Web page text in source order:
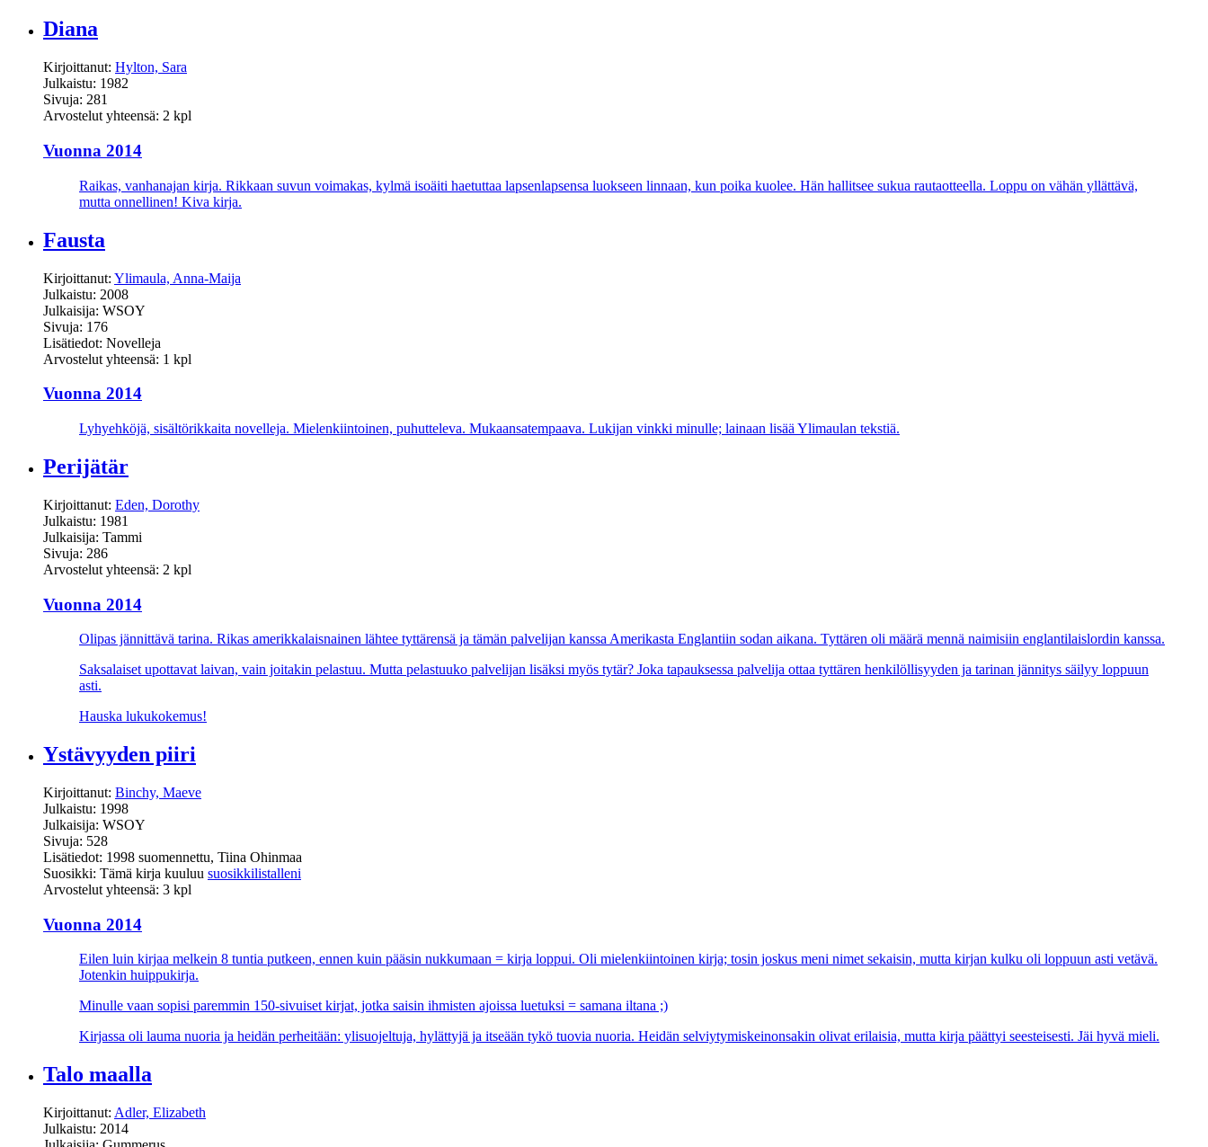
Diana
Kirjoittanut: Hylton, Sara
Julkaistu: 1982
Sivuja: 281
Arvostelut yhteensä: 2 kpl
Vuonna 2014
Raikas, vanhanajan kirja. Rikkaan suvun voimakas, kylmä isoäiti haetuttaa lapsenlapsensa luokseen linnaan, kun poika kuolee. Hän hallitsee sukua rautaotteella. Loppu on vähän yllättävä,
mutta onnellinen! Kiva kirja.
Fausta
Kirjoittanut: Ylimaula, Anna-Maija
Julkaistu: 2008
Julkaisija: WSOY
Sivuja: 176
Lisätiedot: Novelleja
Arvostelut yhteensä: 1 kpl
Vuonna 2014
Lyhyehköjä, sisältörikkaita novelleja. Mielenkiintoinen, puhutteleva. Mukaansatempaava. Lukijan vinkki minulle; lainaan lisää Ylimaulan tekstiä.
Perijätär
Kirjoittanut: Eden, Dorothy
Julkaistu: 1981
Julkaisija: Tammi
Sivuja: 286
Arvostelut yhteensä: 2 kpl
Vuonna 2014
Olipas jännittävä tarina. Rikas amerikkalaisnainen lähtee tyttärensä ja tämän palvelijan kanssa Amerikasta Englantiin sodan aikana. Tyttären oli määrä mennä naimisiin englantilaislordin kanssa.
Saksalaiset upottavat laivan, vain joitakin pelastuu. Mutta pelastuuko palvelijan lisäksi myös tytär? Joka tapauksessa palvelija ottaa tyttären henkilöllisyyden ja tarinan jännitys säilyy loppuun
asti.
Hauska lukukokemus!
Ystävyyden piiri
Kirjoittanut: Binchy, Maeve
Julkaistu: 1998
Julkaisija: WSOY
Sivuja: 528
Lisätiedot: 1998 suomennettu, Tiina Ohinmaa
Suosikki: Tämä kirja kuuluu suosikkilistalleni
Arvostelut yhteensä: 3 kpl
Vuonna 2014
Eilen luin kirjaa melkein 8 tuntia putkeen, ennen kuin pääsin nukkumaan = kirja loppui. Oli mielenkiintoinen kirja; tosin joskus meni nimet sekaisin, mutta kirjan kulku oli loppuun asti vetävä.
Jotenkin huippukirja.
Minulle vaan sopisi paremmin 150-sivuiset kirjat, jotka saisin ihmisten ajoissa luetuksi = samana iltana ;)
Kirjassa oli lauma nuoria ja heidän perheitään: ylisuojeltuja, hylättyjä ja itseään tykö tuovia nuoria. Heidän selviytymiskeinonsakin olivat erilaisia, mutta kirja päättyi seesteisesti. Jäi hyvä mieli.
Talo maalla
Kirjoittanut: Adler, Elizabeth
Julkaistu: 2014